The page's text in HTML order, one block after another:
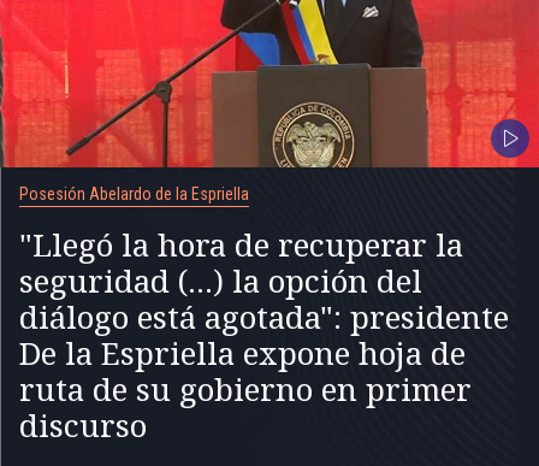
Posesión Abelardo de la Espriella
"Llegó la hora de recuperar la
seguridad (...) la opción del
diálogo está agotada": presidente
De la Espriella expone hoja de
ruta de su gobierno en primer
discurso